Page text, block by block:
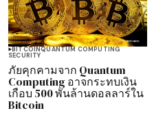
BITCOINQUANTUM COMPUTING
SECURITY
ภัยคุกคามจาก Quantum
Computing อาจกระทบเงิน
เกือบ 500 พันล้านดอลลาร์ใน
Bitcoin